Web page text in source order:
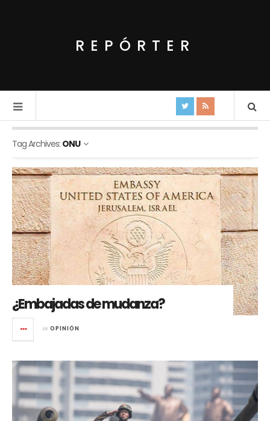
REPÓRTER
Tag Archives: ONU
¿Embajadas de mudanza?
in OPINIÓN